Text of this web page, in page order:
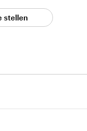
stellen